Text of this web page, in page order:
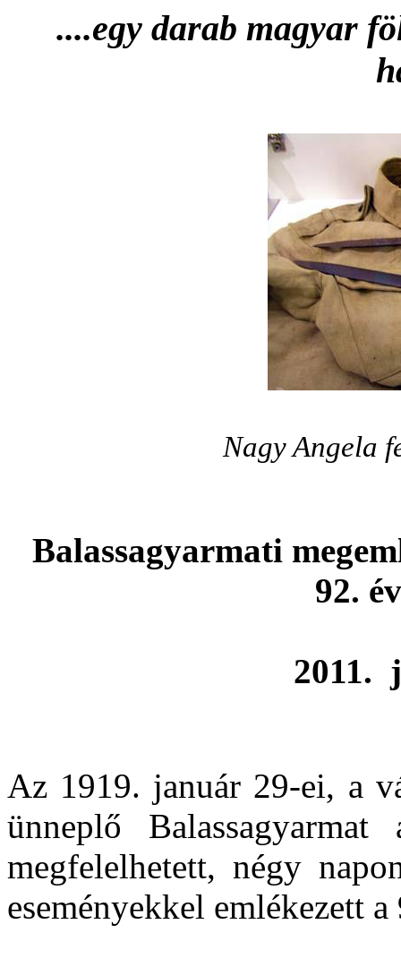
....egy darab magyar
Nagy Angela
Balassagyarmati
92.
2011.
Az 1919. január 29-ei, a
ünneplő
megfelelhetett, négy
eseményekkel emlékezett